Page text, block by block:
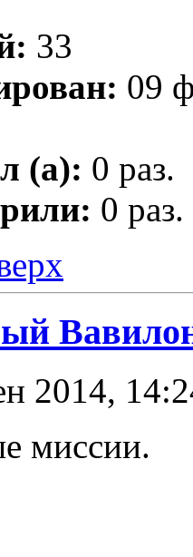
33
09
(а): 0 раз.
0 раз.
2014,
миссии.